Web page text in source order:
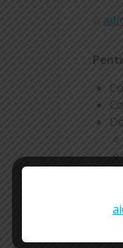
Instrucțiuni